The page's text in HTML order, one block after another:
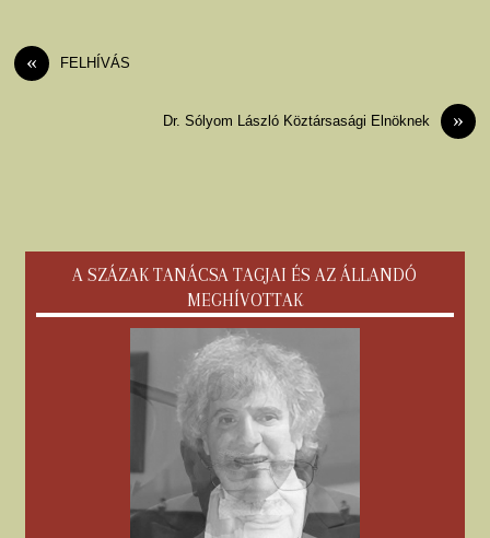
« FELHÍVÁS
»
Dr. Sólyom László Köztársasági Elnöknek
A SZÁZAK TANÁCSA TAGJAI ÉS AZ ÁLLANDÓ
MEGHÍVOTTAK